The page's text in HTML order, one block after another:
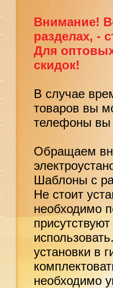
Внимание!
разделах, -
Для
скидок!
В случае
товаров вы
телефоны вы
Обращаем
Шаблоны с
Не стоит
необходимо
установки в
необходимо